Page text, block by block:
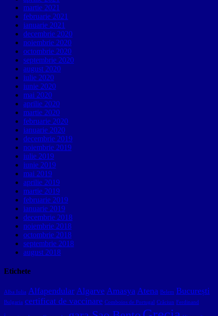
martie 2021
februarie 2021
ianuarie 2021
decembrie 2020
noiembrie 2020
octombrie 2020
septembrie 2020
august 2020
iulie 2020
iunie 2020
mai 2020
aprilie 2020
martie 2020
februarie 2020
ianuarie 2020
decembrie 2019
noiembrie 2019
iulie 2019
iunie 2019
mai 2019
aprilie 2019
martie 2019
februarie 2019
ianuarie 2019
decembrie 2018
noiembrie 2018
octombrie 2018
septembrie 2018
august 2018
Etichete
Alba Iulia Alfapendular Algarve Amasya Atena Belem București
Bulgaria certificat de vaccinare Comboios de Portugal Crăciun Ferdinand